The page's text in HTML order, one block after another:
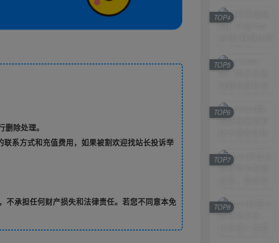
除处理。
系方式和充值费用，如果被割欢迎找站长投诉举
不承担任何财产损失和法律责任。若您不同意本免
TOP4
TOP5
TOP6
TOP7
TOP8